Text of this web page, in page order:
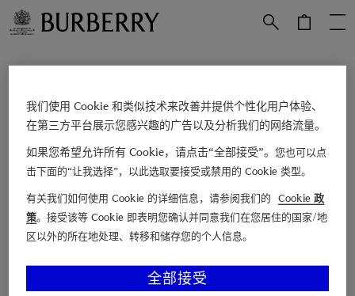
电子邮箱
查找店铺
联系我们
博柏利故事
Burberry 尊享服务
我们使用 Cookie 和类似技术来改善并提供个性化用户体验、
在第三方平台展示您感兴趣的广告以及分析我们的网络流量。
如果您希望允许所有 Cookie，请点击“全部接受”。您也可以点
击下面的“让我选择”，以此选取要接受或禁用的 Cookie 类型。
有关我们如何使用 Cookie 的详细信息，请参阅我们的
Cookie 政
策。接受该等 Cookie 即表明您确认并同意我们在您居住的国家/地
区以外的所在地处理、转移和储存您的个人信息。
全部接受